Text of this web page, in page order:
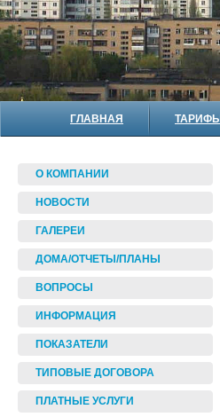
ГЛАВНАЯ ТАРИФЫ
О КОМПАНИИ
НОВОСТИ
ГАЛЕРЕИ
ДОМА/ОТЧЕТЫ/ПЛАНЫ
ВОПРОСЫ
ИНФОРМАЦИЯ
ПОКАЗАТЕЛИ
ТИПОВЫЕ ДОГОВОРА
ПЛАТНЫЕ УСЛУГИ